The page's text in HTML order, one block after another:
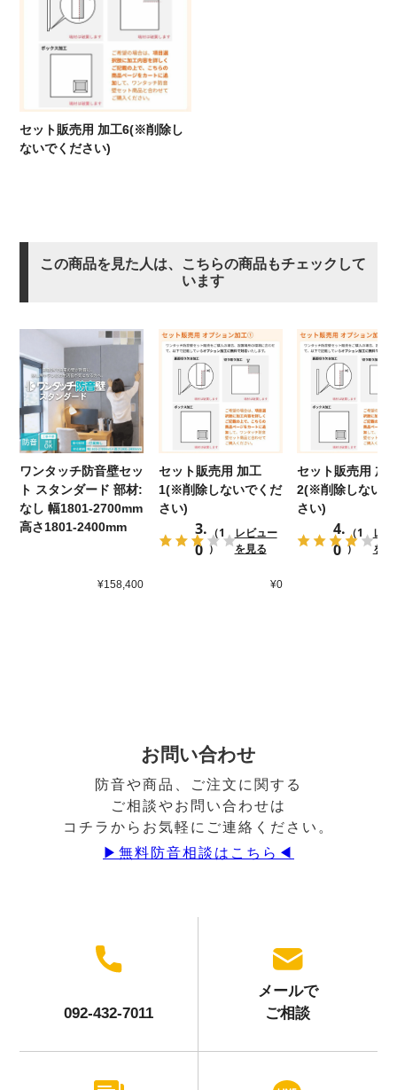
セット販売用 加工6(※削除し
ないでください)
この商品を見た人は、こちらの商品もチェックして
います
ワンタッチ防音壁セッ
ト スタンダード 部材:
なし 幅1801-2700mm
高さ1801-2400mm
¥158,400
セット販売用 加工
1(※削除しないでくだ
さい)
3.
0
（1
）
レビュー
を見る
¥0
セット販売用 加
2(※削除しないで
さい)
4.
0
（1
）
レ
を見
お問い合わせ
防音や商品、ご注文に関する
ご相談やお問い合わせは
コチラからお気軽にご連絡ください。
▶︎無料防音相談はこちら◀︎
092-432-7011
メールで
ご相談